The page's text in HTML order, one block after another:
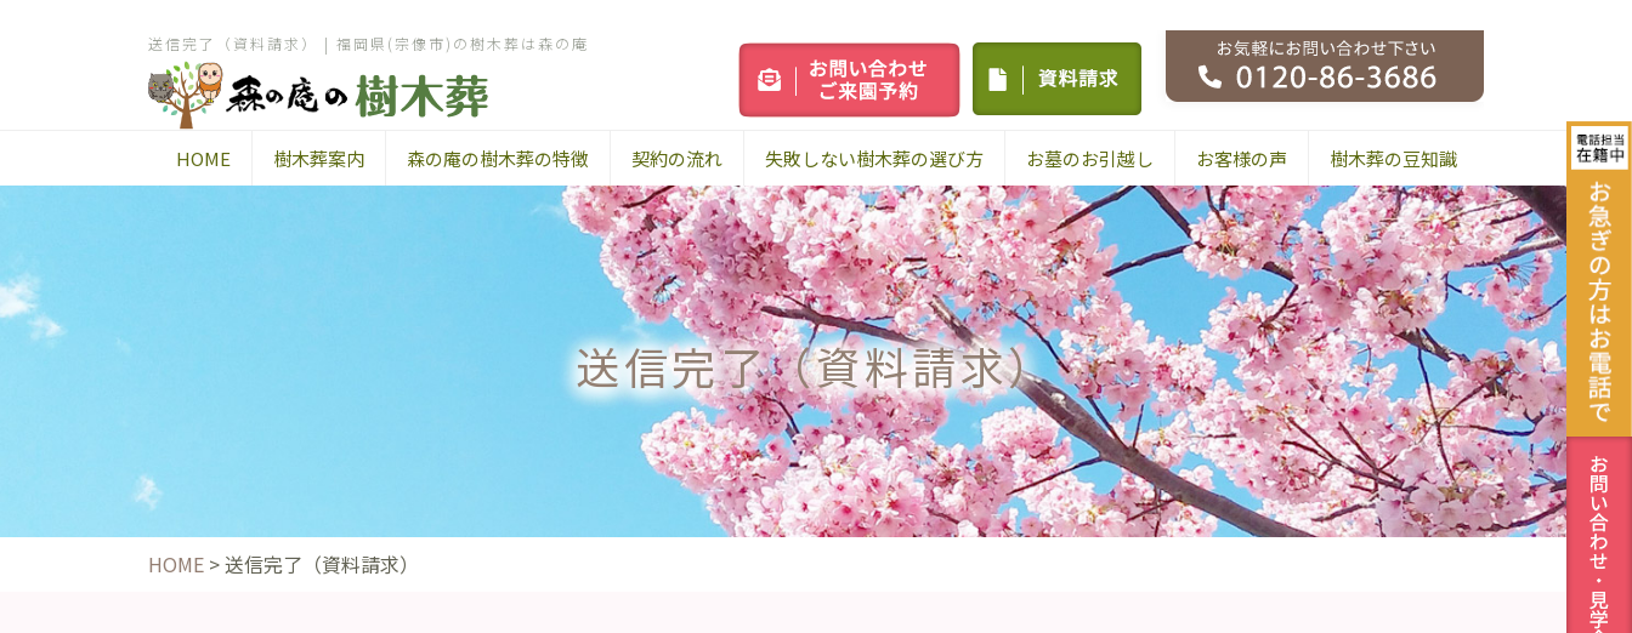
送信完了（資料請求） | 福岡県(宗像市)の樹木葬は森の庵
HOME 樹木葬案内 森の庵の樹木葬の特徴 契約の流れ 失敗しない樹木葬の選び方 お墓のお引越し お客様の声 樹木葬の豆知識
送信完了（資料請求）
HOME >送信完了（資料請求）